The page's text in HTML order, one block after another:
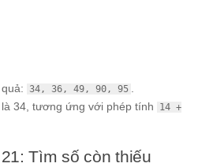
34, 36, 49, 90, 95
34, tương ứng với phép tính
14 +
Tìm số còn thiếu